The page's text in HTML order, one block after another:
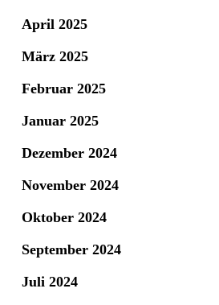
April 2025
März 2025
Februar 2025
Januar 2025
Dezember 2024
November 2024
Oktober 2024
September 2024
Juli 2024